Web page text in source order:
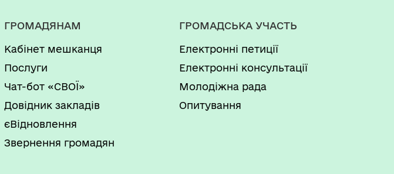
ГРОМАДЯНАМ
Кабінет мешканця
Послуги
Чат-бот «СВОЇ»
Довідник закладів
єВідновлення
Звернення громадян
ГРОМАДСЬКА УЧАСТЬ
Електронні петиції
Електронні консультації
Молодіжна рада
Опитування